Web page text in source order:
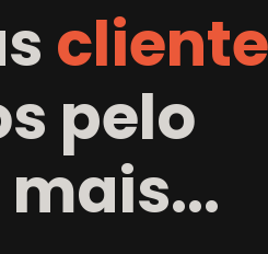
cliente
pelo
mais...